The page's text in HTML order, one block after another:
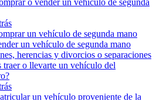
o vender un vehículo de segunda
un vehículo de segunda mano
un vehículo de segunda mano
herencias y divorcios o separaciones
traer o llevarte un vehículo del
un vehículo proveniente de la